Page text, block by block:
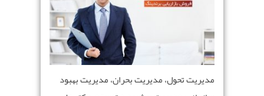
مدیریت تحول، مدیریت بحران، مدیریت بهبود